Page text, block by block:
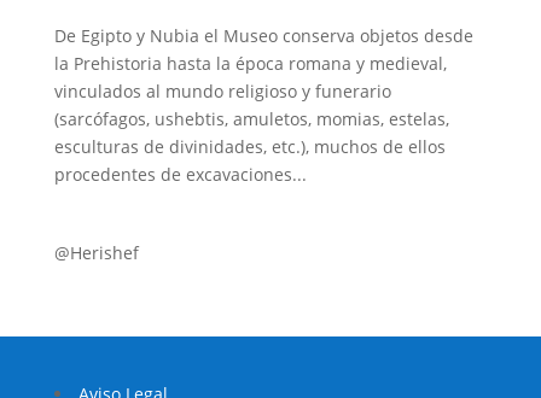
De Egipto y Nubia el Museo conserva objetos desde
la Prehistoria hasta la época romana y medieval,
vinculados al mundo religioso y funerario
(sarcófagos, ushebtis, amuletos, momias, estelas,
esculturas de divinidades, etc.), muchos de ellos
procedentes de excavaciones...
@Herishef